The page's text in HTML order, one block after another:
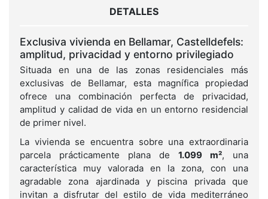
DETALLES
Exclusiva vivienda en Bellamar, Castelldefels:
amplitud, privacidad y entorno privilegiado
Situada en una de las zonas residenciales más
exclusivas de Bellamar, esta magnífica propiedad
ofrece una combinación perfecta de privacidad,
amplitud y calidad de vida en un entorno residencial
de primer nivel.
La vivienda se encuentra sobre una extraordinaria
parcela prácticamente plana de 1.099 m², una
característica muy valorada en la zona, con una
agradable zona ajardinada y piscina privada que
invitan a disfrutar del estilo de vida mediterráneo